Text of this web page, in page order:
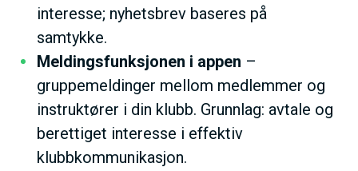
interesse; nyhetsbrev baseres på
samtykke.
Meldingsfunksjonen i appen –
gruppemeldinger mellom medlemmer og
instruktører i din klubb. Grunnlag: avtale og
berettiget interesse i effektiv
klubbkommunikasjon.